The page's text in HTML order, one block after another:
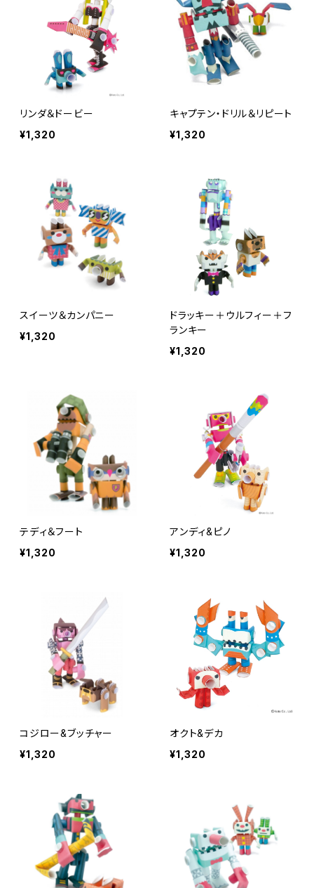
リンダ＆ドービー
¥1,320
キャプテン・ドリル＆リピート
¥1,320
スイーツ＆カンパニー
¥1,320
ドラッキー＋ウルフィー＋フ
ランキー
¥1,320
テディ＆フート
¥1,320
アンディ&ピノ
¥1,320
コジロー&ブッチャー
¥1,320
オクト&デカ
¥1,320